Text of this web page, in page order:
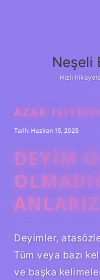
Neşeli
Hızlı
AZAR
Tarih: Haziran 15, 2025
DEYIM
Deyimler,
Tüm veya bazı
ve başka